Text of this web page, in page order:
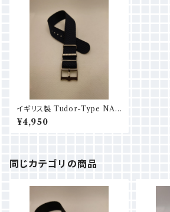
イギリス製 Tudor-Type NAT
O (18mm/20mm/22mm) ネ
イビー
¥4,950
同じカテゴリの商品